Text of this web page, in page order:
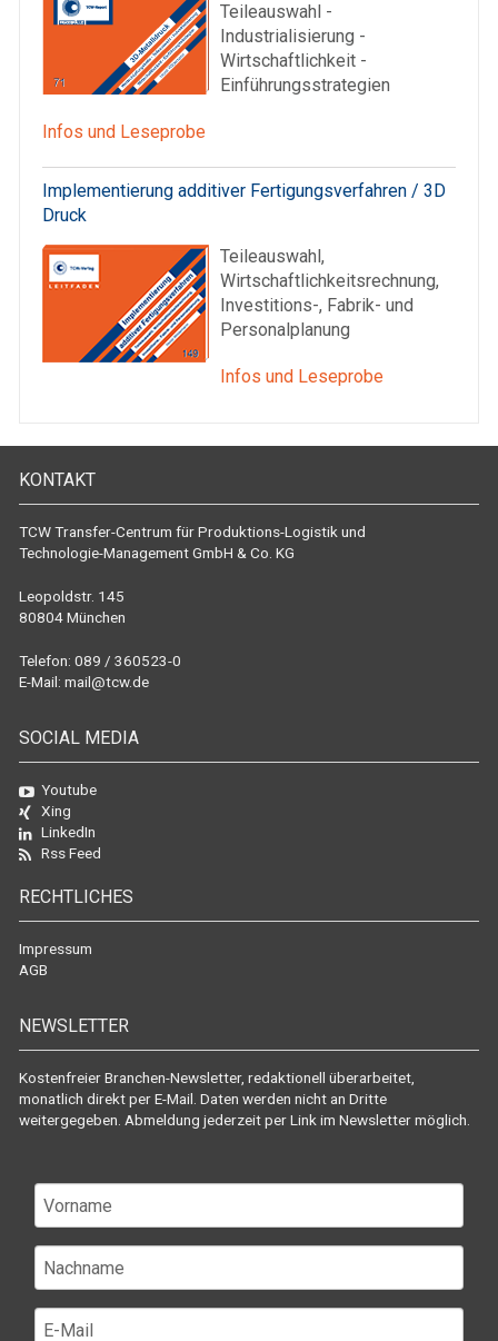
Teileauswahl -
Industrialisierung -
Wirtschaftlichkeit -
Einführungsstrategien
Infos und Leseprobe
Implementierung additiver Fertigungsverfahren / 3D
Druck
Teileauswahl,
Wirtschaftlichkeitsrechnung,
Investitions-, Fabrik- und
Personalplanung
Infos und Leseprobe
KONTAKT
TCW Transfer-Centrum für Produktions-Logistik und
Technologie-Management GmbH & Co. KG
Leopoldstr. 145
80804 München
Telefon: 089 / 360523-0
E-Mail: mail@tcw.de
SOCIAL MEDIA
Youtube
Xing
LinkedIn
Rss Feed
RECHTLICHES
Impressum
AGB
NEWSLETTER
Kostenfreier Branchen-Newsletter, redaktionell überarbeitet,
monatlich direkt per E-Mail. Daten werden nicht an Dritte
weitergegeben. Abmeldung jederzeit per Link im Newsletter möglich.